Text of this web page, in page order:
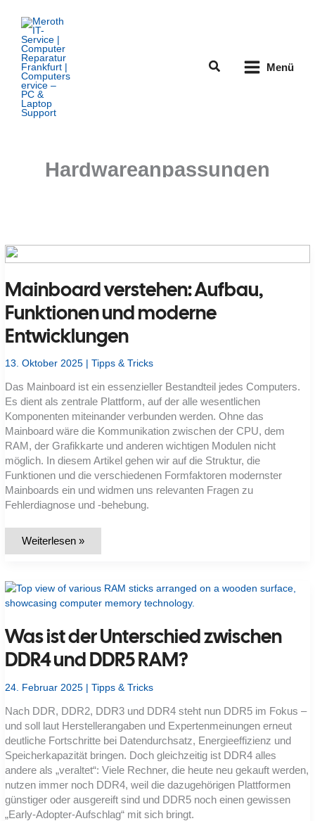
Inhalt
springen
Suchen Menü
Hardwareanpassungen
Mainboard verstehen: Aufbau,
Funktionen und moderne
Entwicklungen
13. Oktober 2025 |Tipps & Tricks
Das Mainboard ist ein essenzieller Bestandteil jedes Computers.
Es dient als zentrale Plattform, auf der alle wesentlichen
Komponenten miteinander verbunden werden. Ohne das
Mainboard wäre die Kommunikation zwischen der CPU, dem
RAM, der Grafikkarte und anderen wichtigen Modulen nicht
möglich. In diesem Artikel gehen wir auf die Struktur, die
Funktionen und die verschiedenen Formfaktoren modernster
Mainboards ein und widmen uns relevanten Fragen zu
Fehlerdiagnose und -behebung.
Mainboard
moderne
Entwicklungen
Weiterlesen »
Was ist der Unterschied zwischen
DDR4 und DDR5 RAM?
24. Februar 2025 |Tipps & Tricks
Nach DDR, DDR2, DDR3 und DDR4 steht nun DDR5 im Fokus –
und soll laut Herstellerangaben und Expertenmeinungen erneut
deutliche Fortschritte bei Datendurchsatz, Energieeffizienz und
Speicherkapazität bringen. Doch gleichzeitig ist DDR4 alles
andere als „veraltet“: Viele Rechner, die heute neu gekauft werden,
nutzen immer noch DDR4, weil die dazugehörigen Plattformen
günstiger oder ausgereift sind und DDR5 noch einen gewissen
„Early-Adopter-Aufschlag“ mit sich bringt.